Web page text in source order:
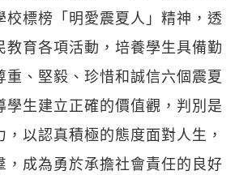
校標榜「明愛震夏人」精神，透
教育各項活動，培養學生具備勤
重、堅毅、珍惜和誠信六個震夏
學生建立正確的價值觀，判別是
，以認真積極的態度面對人生，
，成為勇於承擔社會責任的良好